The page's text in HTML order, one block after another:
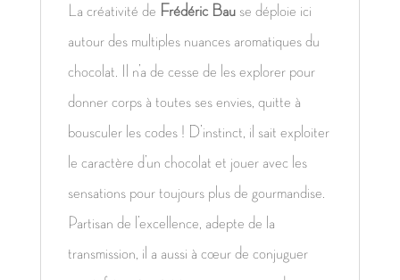
La créativité de Frédéric Bause déploie ici
autour des multiples nuances aromatiques du
chocolat. Il n’a de cesse de les explorer pour
donner corps à toutes ses envies, quitte à
bousculer les codes ! D’instinct, il sait exploiter
le caractère d’un chocolat et jouer avec les
sensations pour toujours plus de gourmandise.
Partisan de l’excellence, adepte de la
transmission, il a aussi à cœur de conjuguer